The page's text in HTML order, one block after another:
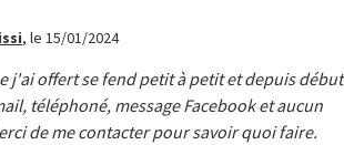
, le 15/01/2024
j'ai offert se fend petit à petit et depuis début
téléphoné, message Facebook et aucun
de me contacter pour savoir quoi faire.